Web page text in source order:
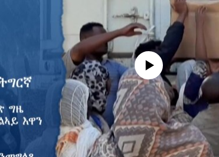
No media source currently